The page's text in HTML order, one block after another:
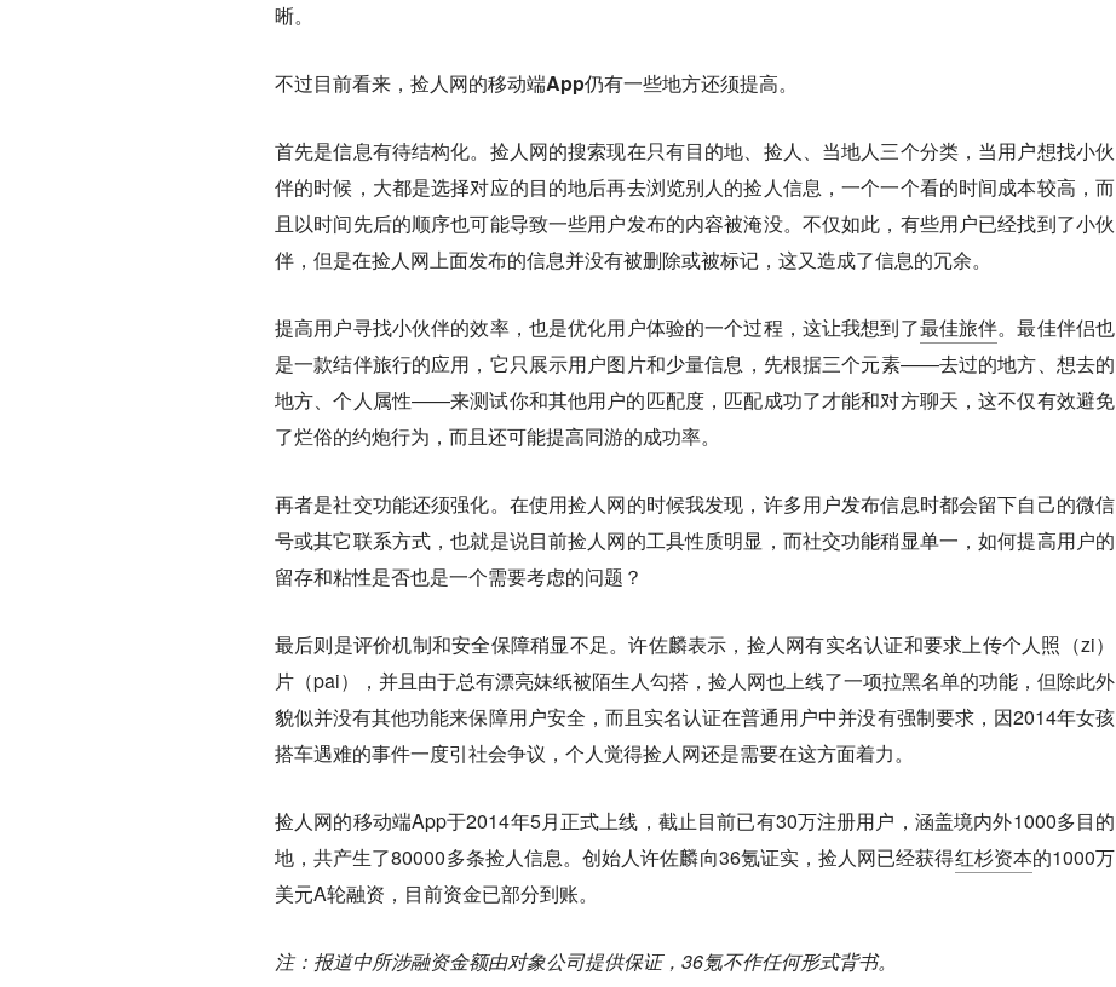
晰。
不过目前看来，捡人网的移动端App仍有一些地方还须提高。
首先是信息有待结构化。捡人网的搜索现在只有目的地、捡人、当地人三个分类，当用户想找小伙
伴的时候，大都是选择对应的目的地后再去浏览别人的捡人信息，一个一个看的时间成本较高，而
且以时间先后的顺序也可能导致一些用户发布的内容被淹没。不仅如此，有些用户已经找到了小伙
伴，但是在捡人网上面发布的信息并没有被删除或被标记，这又造成了信息的冗余。
提高用户寻找小伙伴的效率，也是优化用户体验的一个过程，这让我想到了最佳旅伴。最佳伴侣也
是一款结伴旅行的应用，它只展示用户图片和少量信息，先根据三个元素——去过的地方、想去的
地方、个人属性——来测试你和其他用户的匹配度，匹配成功了才能和对方聊天，这不仅有效避免
了烂俗的约炮行为，而且还可能提高同游的成功率。
再者是社交功能还须强化。 在使用捡人网的时候我发现，许多用户发布信息时都会留下自己的微信
号或其它联系方式，也就是说目前捡人网的工具性质明显，而社交功能稍显单一，如何提高用户的
留存和粘性是否也是一个需要考虑的问题？
最后则是评价机制和安全保障稍显不足。许佐麟表示，捡人网有实名认证和要求上传个人照（zi）
片（pai），并且由于总有漂亮妹纸被陌生人勾搭，捡人网也上线了一项拉黑名单的功能，但除此外
貌似并没有其他功能来保障用户安全，而且实名认证在普通用户中并没有强制要求，因2014年女孩
搭车遇难的事件一度引社会争议，个人觉得捡人网还是需要在这方面着力。
捡人网的移动端App于2014年5月正式上线，截止目前已有30万注册用户，涵盖境内外1000多目的
地，共产生了80000多条捡人信息。创始人许佐麟向36氪证实，捡人网已经获得红杉资本的1000万
美元A轮融资，目前资金已部分到账。
注：报道中所涉融资金额由对象公司提供保证，36氪不作任何形式背书。